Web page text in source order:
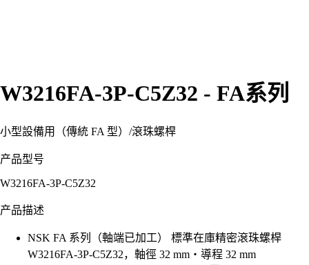
W3216FA-3P-C5Z32 - FA系列
小型設備用（傳統 FA 型） /滾珠螺桿
产品型号
W3216FA-3P-C5Z32
产品描述
NSK FA 系列（軸端已加工） 標準在庫精密滾珠螺桿
W3216FA-3P-C5Z32，軸徑 32 mm・導程 32 mm